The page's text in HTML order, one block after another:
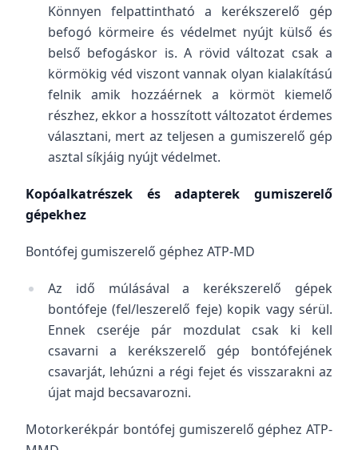
Könnyen felpattintható a kerékszerelő gép
befogó körmeire és védelmet nyújt külső és
belső befogáskor is. A rövid változat csak a
körmökig véd viszont vannak olyan kialakítású
felnik amik hozzáérnek a körmöt kiemelő
részhez, ekkor a hosszított változatot érdemes
választani, mert az teljesen a gumiszerelő gép
asztal síkjáig nyújt védelmet.
Kopóalkatrészek és adapterek gumiszerelő
gépekhez
Bontófej gumiszerelő géphez ATP-MD
Az idő múlásával a kerékszerelő gépek
bontófeje (fel/leszerelő feje) kopik vagy sérül.
Ennek cseréje pár mozdulat csak ki kell
csavarni a kerékszerelő gép bontófejének
csavarját, lehúzni a régi fejet és visszarakni az
újat majd becsavarozni.
Motorkerékpár bontófej gumiszerelő géphez ATP-